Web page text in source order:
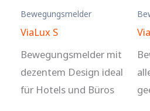
Bewegungsmelder
ViaLux S
Bewegungsmelder mit
dezentem Design ideal
für Hotels und Büros